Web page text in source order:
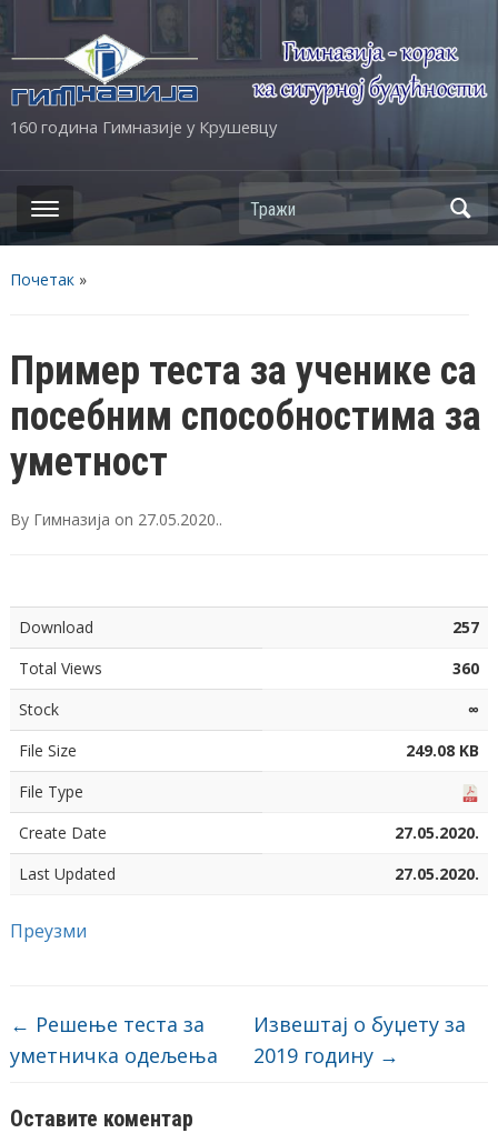
160 година Гимназије у Крушевцу
Почетак»
Пример теста за ученике са
посебним способностима за
уметност
By Гимназија on 27.05.2020..
Download
257
Total Views
360
Stock
∞
File Size
249.08 KB
File Type
Create Date
27.05.2020.
Last Updated
27.05.2020.
Преузми
← Решење теста за
уметничка одељења
Извештај о буџету за
2019 годину →
Оставите коментар